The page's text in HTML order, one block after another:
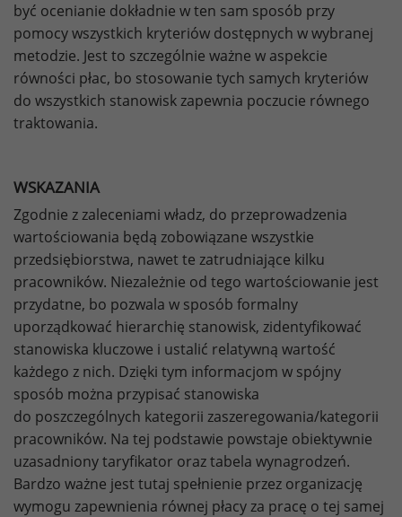
być ocenianie dokładnie w ten sam sposób przy
pomocy wszystkich kryteriów dostępnych w wybranej
metodzie. Jest to szczególnie ważne w aspekcie
równości płac, bo stosowanie tych samych kryteriów
do wszystkich stanowisk zapewnia poczucie równego
traktowania.
WSKAZANIA
Zgodnie z zaleceniami władz, do przeprowadzenia
wartościowania będą zobowiązane wszystkie
przedsiębiorstwa, nawet te zatrudniające kilku
pracowników. Niezależnie od tego wartościowanie jest
przydatne, bo pozwala w sposób formalny
uporządkować hierarchię stanowisk, zidentyfikować
stanowiska kluczowe i ustalić relatywną wartość
każdego z nich. Dzięki tym informacjom w spójny
sposób można przypisać stanowiska
do poszczególnych kategorii zaszeregowania/kategorii
pracowników. Na tej podstawie powstaje obiektywnie
uzasadniony taryfikator oraz tabela wynagrodzeń.
Bardzo ważne jest tutaj spełnienie przez organizację
wymogu zapewnienia równej płacy za pracę o tej samej